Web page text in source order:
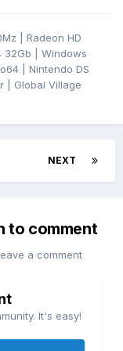
| Radeon HD
32Gb | Windows
| Nintendo DS
| Global Village
NEXT
to comment
a comment
It's easy!